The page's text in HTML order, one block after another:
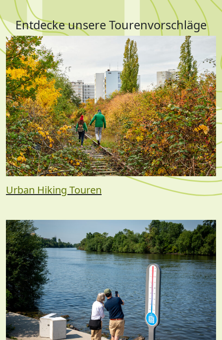
Entdecke unsere Tourenvorschläge
Urban Hiking Touren